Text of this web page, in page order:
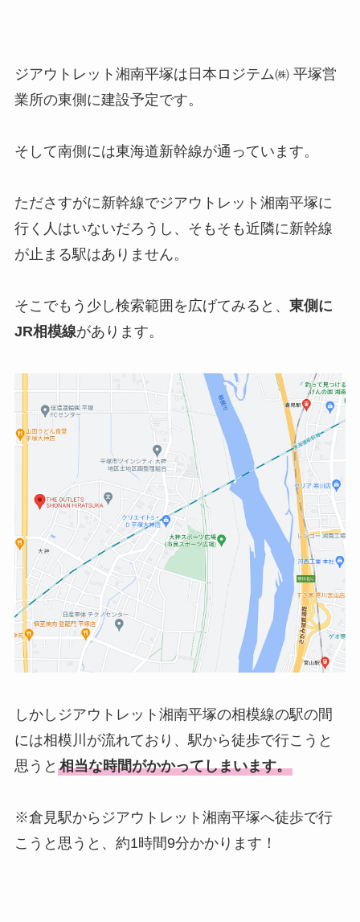
ジアウトレット湘南平塚は日本ロジテム㈱ 平塚営
業所の東側に建設予定です。
そして南側には東海道新幹線が通っています。
たださすがに新幹線でジアウトレット湘南平塚に
行く人はいないだろうし、そもそも近隣に新幹線
が止まる駅はありません。
そこでもう少し検索範囲を広げてみると、 東側に
JR相模線があります。
しかしジアウトレット湘南平塚の相模線の駅の間
には相模川が流れており、駅から徒歩で行こうと
思うと 相当な時間がかかってしまいます。
※倉見駅からジアウトレット湘南平塚へ徒歩で行
こうと思うと、約1時間9分かかります！